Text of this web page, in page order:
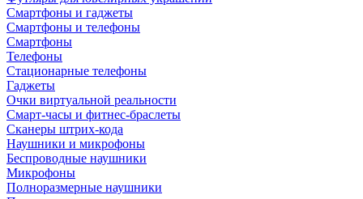
Смартфоны и гаджеты
Смартфоны и телефоны
Смартфоны
Телефоны
Стационарные телефоны
Гаджеты
Очки виртуальной реальности
Смарт-часы и фитнес-браслеты
Сканеры штрих-кода
Наушники и микрофоны
Беспроводные наушники
Микрофоны
Полноразмерные наушники